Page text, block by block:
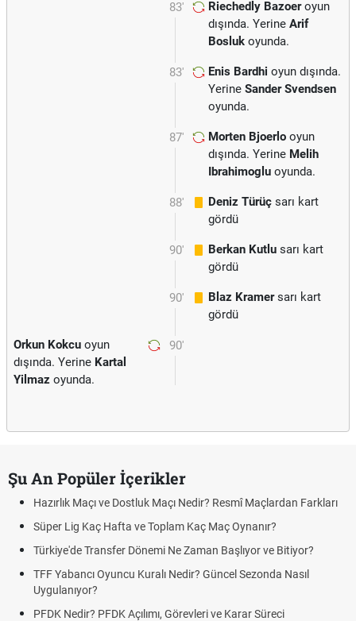
83' Riechedly Bazoeroyun
dışında. Yerine Arif
Bosluk oyunda.
83' Enis Bardhi oyun dışında.
Yerine Sander Svendsen
oyunda.
87' Morten Bjoerlo oyun
dışında. Yerine Melih
Ibrahimoglu oyunda.
88' Deniz Türüç sarı kart
gördü
90' Berkan Kutlu sarı kart
gördü
90' Blaz Kramersarı kart
gördü
90'
Orkun Kokcu oyun
dışında. Yerine Kartal
Yilmaz oyunda.
Şu An Popüler İçerikler
Hazırlık Maçı ve Dostluk Maçı Nedir? Resmî Maçlardan Farkları
Süper Lig Kaç Hafta ve Toplam Kaç Maç Oynanır?
Türkiye'de Transfer Dönemi Ne Zaman Başlıyor ve Bitiyor?
TFF Yabancı Oyuncu Kuralı Nedir? Güncel Sezonda Nasıl
Uygulanıyor?
PFDK Nedir? PFDK Açılımı, Görevleri ve Karar Süreci